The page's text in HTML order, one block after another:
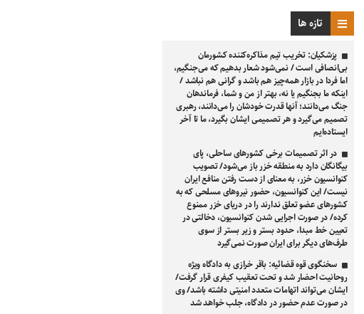
تازه ها
پزشکیان: تخریب تیم مذاکره‌کننده کشورمان
بی‌انصافی است / نمی‌شود شعار بدهیم که می‌جنگیم،
اما فردا در بازار همه‌چیز هم باشد و گرانی هم نباشد /
اینکه ما بجنگیم یا نه، بهتر از من و شما، فرماندهان
جنگ می‌دانند؛ آنها قدرت خودشان را می‌دانند، رهبری
تصمیم می‌گیرد و هر تصمیمی ایشان بگیرد، ما تا آخر
ایستاده‌ایم
در اثر تصمیمات برخی کشورهای ساحلی، پای
بیگانگان دارد به منطقه خزر باز می‌شود/ تصویب
کنوانسیون خزر، به معنای از دست رفتن منافع ایران
نیست/ این کنوانسیون، حضور نیروهای مسلحی که به
کشورهای عضو تعلق ندارند را در دریای خزر ممنوع
کرده/ در صورت اجرایی شدن کنوانسیون، دخالتی در
تعیین خط مبدا، حدود بستر و زیر بستر از سوی
طرف‌های دیگر برای ایران صورت نمی‌گیرد
سخنگوی قوه قضائیه: باقر خرازی به دادگاه ویژه
روحانیت احضار شد و تحت تعقیب کیفری قرار گرفت/
ایشان می‌تواند اتهامات متعدد امنیتی داشته باشد/ وی
در صورت عدم حضور در دادگاه، جلب خواهد شد